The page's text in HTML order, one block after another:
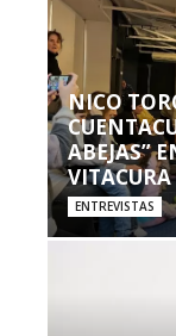
NICO
ABEJAS”
VITACURA
ENTREVISTAS